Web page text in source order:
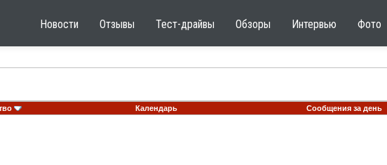
Новости Отзывы Тест-драйвы Обзоры Интервью Фото
Календарь Сообщения за день